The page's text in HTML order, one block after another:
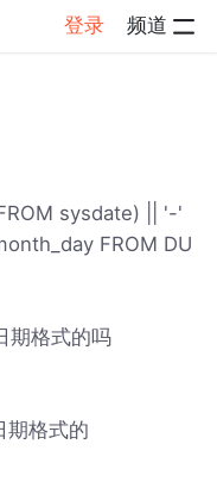
登录 频道
sysdate) || '-'
FROM DU
期格式的吗
期格式的